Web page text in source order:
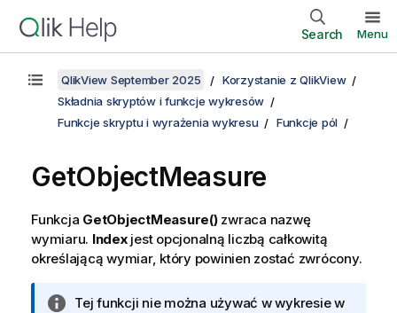
Search Menu
QlikView September 2025
Korzystanie z QlikView
Składnia skryptów i funkcje wykresów
Funkcje skryptu i wyrażenia wykresu
Funkcje pól
GetObjectMeasure
Funkcja GetObjectMeasure()zwraca nazwę
wymiaru. Indexjest opcjonalną liczbą całkowitą
określającą wymiar, który powinien zostać zwrócony.
ITej funkcji nie można używać w wykresie w